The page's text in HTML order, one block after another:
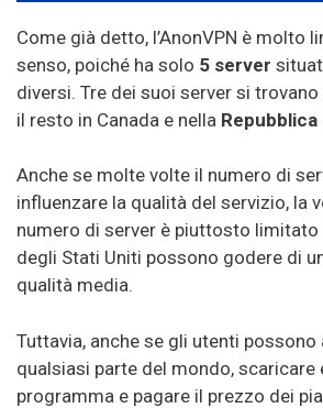
Come già detto, l’AnonVPN è molto
senso, poiché ha solo 5 server
diversi. Tre dei suoi server si trovano
il resto in Canada e nella Repubblica
Anche se molte volte il numero di
influenzare la qualità del servizio, la
numero di server è piuttosto
degli Stati Uniti possono godere di
qualità media.
Tuttavia, anche se gli utenti possono
qualsiasi parte del mondo, scaricare
programma e pagare il prezzo dei